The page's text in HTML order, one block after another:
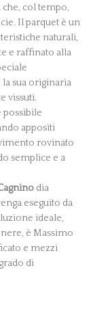
col tempo,
Il parquet è un
naturali,
e raffinato alla
sua originaria
vissuti.
possibile
appositi
rovinato
semplice e a
dia
eseguito da
ideale,
è Massimo
e mezzi
di